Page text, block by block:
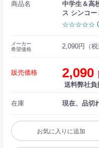
商品名
中学生＆高
ス シンコー
☆☆☆☆☆ 0
メーカー
希望価格
2,090円（税
販売価格 2,090
送料弊社負
在庫 現在、品切
お気に入りに追加